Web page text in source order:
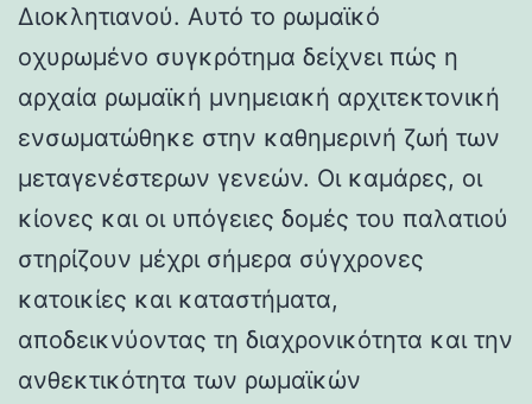
Διοκλητιανού. Αυτό το ρωμαϊκό
οχυρωμένο συγκρότημα δείχνει πώς η
αρχαία ρωμαϊκή μνημειακή αρχιτεκτονική
ενσωματώθηκε στην καθημερινή ζωή των
μεταγενέστερων γενεών. Οι καμάρες, οι
κίονες και οι υπόγειες δομές του παλατιού
στηρίζουν μέχρι σήμερα σύγχρονες
κατοικίες και καταστήματα,
αποδεικνύοντας τη διαχρονικότητα και την
ανθεκτικότητα των ρωμαϊκών